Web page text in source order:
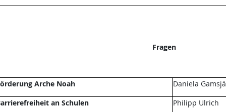
Fragen
Arche Noah
Daniela
an Schulen
Philipp Ulrich